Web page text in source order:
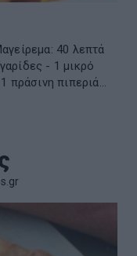
40 λεπτά
- 1 μικρό
πράσινη πιπεριά...